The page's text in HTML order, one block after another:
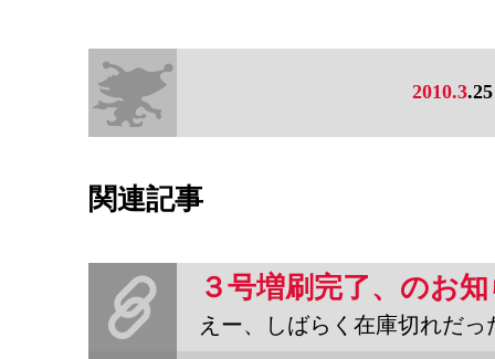
2010.3.25
関連記事
３号増刷完了、のお
えー、しばらく在庫切れだった３号が先ほど補充されました。ど